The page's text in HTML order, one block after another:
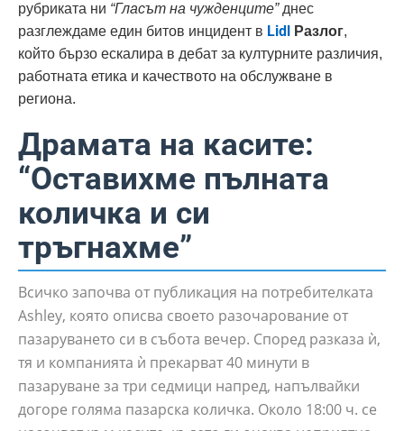
рубриката ни “Гласът на чужденците”днес
разглеждаме един битов инцидент в Lidl Разлог,
който бързо ескалира в дебат за културните различия,
работната етика и качеството на обслужване в
региона.
Драмата на касите:
“Оставихме пълната
количка и си
тръгнахме”
Всичко започва от публикация на потребителката
Ashley, която описва своето разочарование от
пазаруването си в събота вечер. Според разказа ѝ,
тя и компанията ѝ прекарват 40 минути в
пазаруване за три седмици напред, напълвайки
догоре голяма пазарска количка. Около 18:00 ч. се